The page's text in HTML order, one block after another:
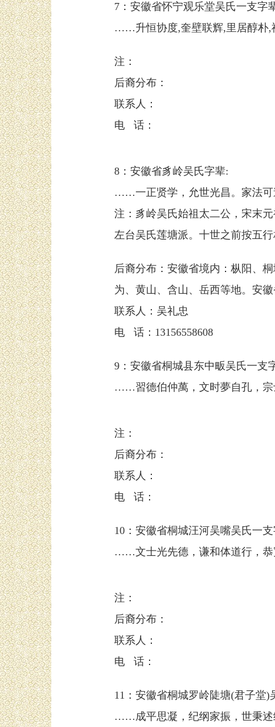
7：安徽省怀宁观乐堂吴氏一支字
……升恒协度,奎壁联辉,里居醇朴,
注：
后裔分布：
联系人：
电 话：
8：安徽省豸岭吴氏字辈:
……一正贤学，允世光昌。家法
注：豸岭吴氏始祖太二公，宋末
左台吴氏莲塘派。十世之前按五
后裔分布：安徽省境内：枞阳、
为、黄山、含山、岳西等地。安
联系人：吴礼忠
电 话：13156558608
9：安徽省桐城县东中畈吴氏一支
……習德伯仲萬，文时夢自孔，
注：
后裔分布：
联系人：
电 话：
10：安徽省桐城汪河吴嘴吴氏一
……文士光先德，谦和体道行，
注：
后裔分布：
联系人：
电 话：
11：安徽省桐城罗岭陡塘(君子堂)
……成平思凝，纪纲家振，世秉